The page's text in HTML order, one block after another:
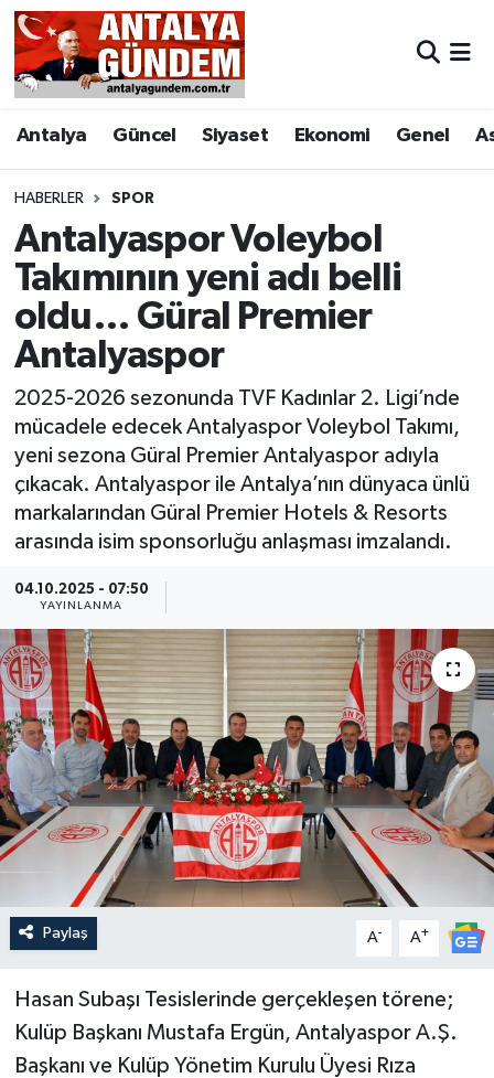
Antalya Güncel Siyaset Ekonomi Genel
HABERLER SPOR
Antalyaspor Voleybol
Takımının yeni adı belli
oldu… Güral Premier
Antalyaspor
2025-2026 sezonunda TVF Kadınlar 2. Ligi’nde
mücadele edecek Antalyaspor Voleybol Takımı,
yeni sezona Güral Premier Antalyaspor adıyla
çıkacak. Antalyaspor ile Antalya’nın dünyaca ünlü
markalarından Güral Premier Hotels & Resorts
arasında isim sponsorluğu anlaşması imzalandı.
04.10.2025 - 07:50
YAYINLANMA
Paylaş A- A+
Hasan Subaşı Tesislerinde gerçekleşen törene;
Kulüp Başkanı Mustafa Ergün, Antalyaspor A.Ş.
Başkanı ve Kulüp Yönetim Kurulu Üyesi Rıza
Antalya
Asayiş
Bilim & Teknoloji
Bölge
EĞİTİM
Ekonomi
Genel
Görüntülü Haber
Güncel
Kültür & Sanat
Magazin
Resmi İlan
Sağlık & Yaşam
Siyaset
Spor
Antalya Nöbetçi Eczaneler
Antalya Hava Durumu
Antalya Namaz Vakitleri
Antalya Trafik Yoğunluk Haritası
Süper Lig Puan Durumu ve Fikstür
Tüm Manşetler
Son Dakika Haberleri
Haber Arşivi